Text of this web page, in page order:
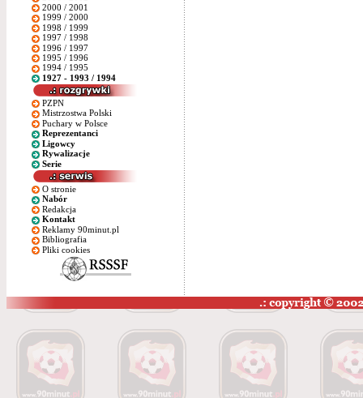
2000 / 2001
1999 / 2000
1998 / 1999
1997 / 1998
1996 / 1997
1995 / 1996
1994 / 1995
1927 - 1993 / 1994
PZPN
Mistrzostwa Polski
Puchary w Polsce
Reprezentanci
Ligowcy
Rywalizacje
Serie
O stronie
Nabór
Redakcja
Kontakt
Reklamy 90minut.pl
Bibliografia
Pliki cookies